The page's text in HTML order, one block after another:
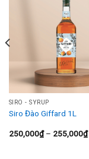
SIRO - SYRUP
Siro Đào Giffard 1L
250,000₫ – 255,000₫